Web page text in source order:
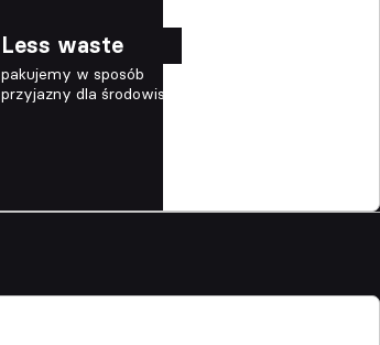
Less waste
pakujemy w sposób
przyjazny dla środowiska